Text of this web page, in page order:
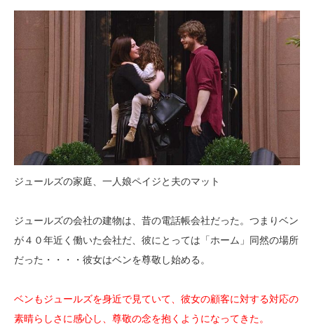
ジュールズの家庭、一人娘ペイジと夫のマット
ジュールズの会社の建物は、昔の電話帳会社だった。つまりベン
が４０年近く働いた会社だ、彼にとっては「ホーム」同然の場所
だった・・・・彼女はベンを尊敬し始める。
ベンもジュールズを身近で見ていて、彼女の顧客に対する対応の
素晴らしさに感心し、尊敬の念を抱くようになってきた。